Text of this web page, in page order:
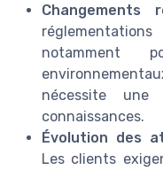
Changements
notamment
nécessite
connaissances.
Évolution des
Les clients